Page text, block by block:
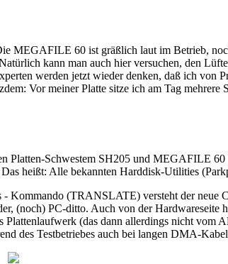
MEGAFILE 60 ist gräßlich laut im Betrieb,
kann man auch hier versuchen, den
werden jetzt wieder denken, daß ich von
Vor meiner Platte sitze ich am Tag
Platten-Schwestem SH205 und MEGAFILE
heißt: Alle bekannten Harddisk-Utilities
Kommando (TRANSLATE) versteht der neue
(noch) PC-ditto. Auch von der
(das dann allerdings nicht
des Testbetriebes auch bei langen DMA-